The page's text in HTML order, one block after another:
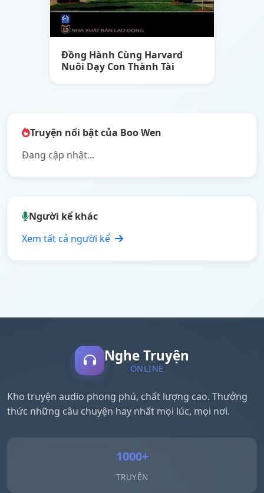
Đồng Hành Cùng Harvard
Nuôi Dạy Con Thành Tài
Truyện nổi bật của Boo Wen
Đang cập nhật...
Người kể khác
Xem tất cả người kể
Nghe Truyện
ONLINE
Kho truyện audio phong phú, chất lượng cao. Thưởng
thức những câu chuyện hay nhất mọi lúc, mọi nơi.
1000+
TRUYỆN